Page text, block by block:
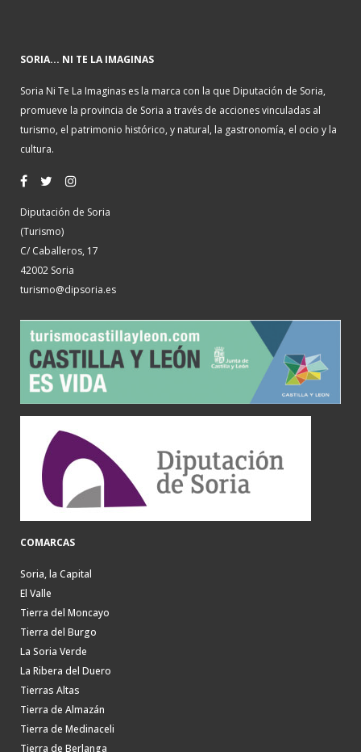
SORIA... NI TE LA IMAGINAS
Soria Ni Te La Imaginas es la marca con la que Diputación de Soria,
promueve la provincia de Soria a través de acciones vinculadas al
turismo, el patrimonio histórico, y natural, la gastronomía, el ocio y la
cultura.
Diputación de Soria
(Turismo)
C/ Caballeros, 17
42002 Soria
turismo@dipsoria.es
COMARCAS
Soria, la Capital
El Valle
Tierra del Moncayo
Tierra del Burgo
La Soria Verde
La Ribera del Duero
Tierras Altas
Tierra de Almazán
Tierra de Medinaceli
Tierra de Berlanga